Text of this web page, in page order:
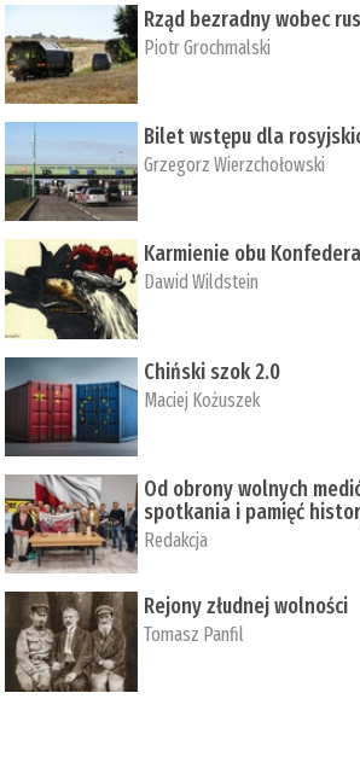
Rząd bezradny wobec
Piotr Grochmalski
Bilet wstępu dla
Grzegorz Wierzchołowski
Karmienie obu
Dawid Wildstein
Chiński szok 2.0
Maciej Kożuszek
Od obrony wolnych
spotkania i pamięć
Redakcja
Rejony złudnej wolności
Tomasz Panfil